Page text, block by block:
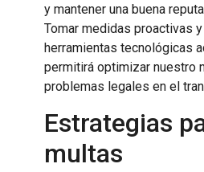
y mantener una buena
Tomar medidas proactivas
herramientas tecnológicas
permitirá optimizar nuestro
problemas legales en el
Estrategias
multas